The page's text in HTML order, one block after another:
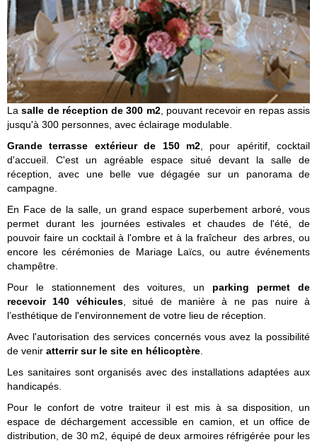
Lasalle de réception de 300 m2, pouvant recevoir en repas assis
jusqu'à 300 personnes, avec éclairage modulable.
Grande terrasse extérieur de 150 m2, pour apéritif, cocktail
d'accueil. C'est un agréable espace situé devant la salle de
réception, avec une belle vue dégagée sur un panorama de
campagne.
En Face de la salle, un grand espace superbement arboré, vous
permet durant les journées estivales et chaudes de l'été, de
pouvoir faire un cocktail à l'ombre et à la fraîcheur des arbres, ou
encore les cérémonies de Mariage Laïcs, ou autre événements
champêtre.
Pour le stationnement des voitures, un parking permet de
recevoir 140 véhicules, situé de manière à ne pas nuire à
l’esthétique de l'environnement de votre lieu de réception.
Avec l'autorisation des services concernés vous avez la possibilité
de venir atterrir sur le site en hélicoptère
Les sanitaires sont organisés avec des installations adaptées aux
handicapés.
Pour le confort de votre traiteur il est mis à sa disposition, un
espace de déchargement accessible en camion, et un office de
distribution, de 30 m2, équipé de deux armoires réfrigérée pour les